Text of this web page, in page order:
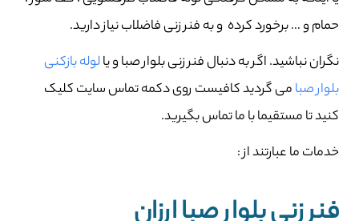
حمام و … برخورد کرده و به فنر زنی فاضلاب نیاز دارید.
نگران نباشید. اگر به دنبال فنر زنی بلوار صبا و یالوله بازکنی
بلوار صبامی گردید کافیست روی دکمه تماس سایت کلیک
کنید تا مستقیما با ما تماس بگیرید.
خدمات ما عبارتند از :